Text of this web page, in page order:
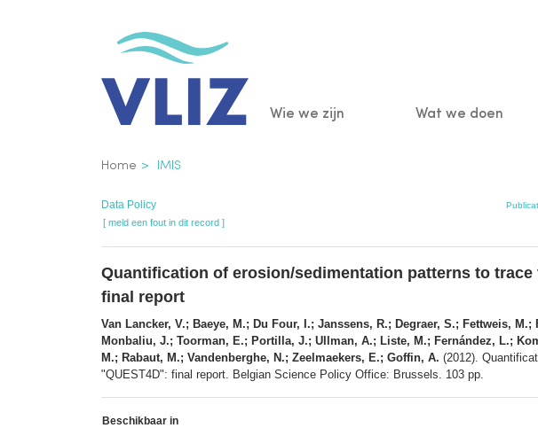
Main
Wie we zijn Wat we doen
Kruimelpad
Home IMIS
Data Policy
[ meld een fout in dit record ]
Quantification of erosion/sedimentation patterns to
final report
Van Lancker, V.; Baeye, M.; Du Four, I.; Janssens, R.; Degraer, S.; Fettweis,
Monbaliu, J.; Toorman, E.; Portilla, J.; Ullman, A.; Liste, M.; Fernández, L.;
M.; Rabaut, M.; Vandenberghe, N.; Zeelmaekers, E.; Goffin, A. (2012).
"QUEST4D": final report. Belgian Science Policy Office: Brussels. 103 pp.
Beschikbaar in